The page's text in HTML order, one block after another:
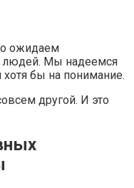
ожидаем
людей. Мы надеемся
хотя бы на понимание.
другой. И это